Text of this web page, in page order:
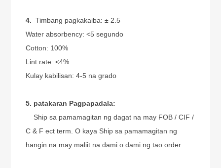
4. Timbang pagkakaiba: ± 2.5
Water absorbency: <5 segundo
Cotton: 100%
Lint rate: <4%
Kulay kabilisan: 4-5 na grado
5. patakaran Pagpapadala:
Ship sa pamamagitan ng dagat na may FOB / CIF /
C & F ect term. O kaya Ship sa pamamagitan ng
hangin na may maliit na dami o dami ng tao order.